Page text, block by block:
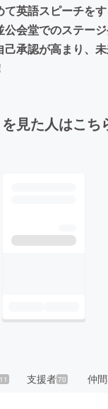
英語スピーチを
公会堂でのステー
己承認が高まり、
見た人はこち
11 支援者70 仲